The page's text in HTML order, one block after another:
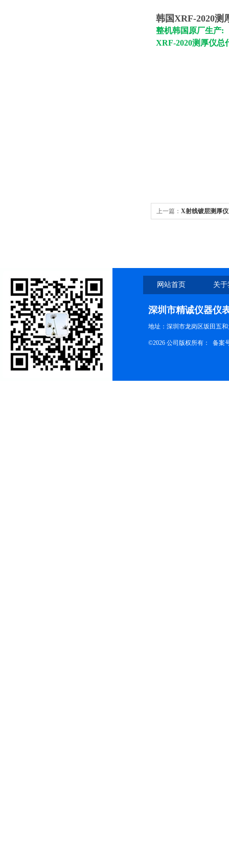
韩国XRF-2020测
整机韩国原厂生产:
XRF-2020测厚仪总
上一篇： X射线镀层测厚
网站首页 关
深圳市精诚仪器仪
地址：深圳市龙岗区坂田五
©2026 公司版权所有： 备案